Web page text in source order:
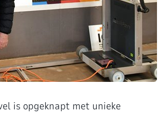
is opgeknapt met unieke